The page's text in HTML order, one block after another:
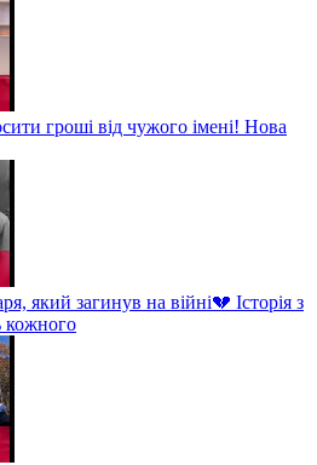
гроші від чужого імені! Нова
який загинув на війні💔 Історія з
кожного